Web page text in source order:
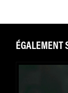
ÉGALEMENT